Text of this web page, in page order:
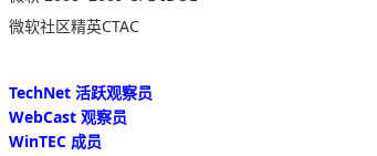
微软社区精英CTAC
TechNet 活跃观察员
WebCast 观察员
WinTEC 成员